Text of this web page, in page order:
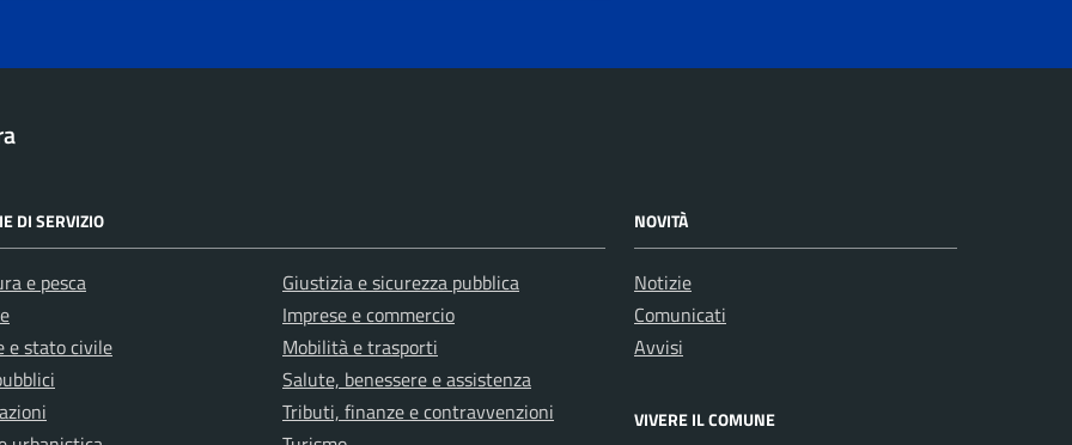
DI SERVIZIO
e pesca
e stato civile
Giustizia e sicurezza pubblica
Imprese e commercio
Mobilità e trasporti
Salute, benessere e assistenza
Tributi, finanze e contravvenzioni
NOVITÀ
Notizie
Comunicati
Avvisi
VIVERE IL COMUNE